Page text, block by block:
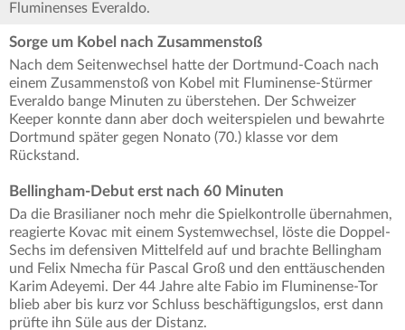
Fluminenses Everaldo.
Sorge um Kobel nach Zusammenstoß
Nach dem Seitenwechsel hatte der Dortmund-Coach nach
einem Zusammenstoß von Kobel mit Fluminense-Stürmer
Everaldo bange Minuten zu überstehen. Der Schweizer
Keeper konnte dann aber doch weiterspielen und bewahrte
Dortmund später gegen Nonato (70.) klasse vor dem
Rückstand.
Bellingham-Debut erst nach 60 Minuten
Da die Brasilianer noch mehr die Spielkontrolle übernahmen,
reagierte Kovac mit einem Systemwechsel, löste die Doppel-
Sechs im defensiven Mittelfeld auf und brachte Bellingham
und Felix Nmecha für Pascal Groß und den enttäuschenden
Karim Adeyemi. Der 44 Jahre alte Fabio im Fluminense-Tor
blieb aber bis kurz vor Schluss beschäftigungslos, erst dann
prüfte ihn Süle aus der Distanz.